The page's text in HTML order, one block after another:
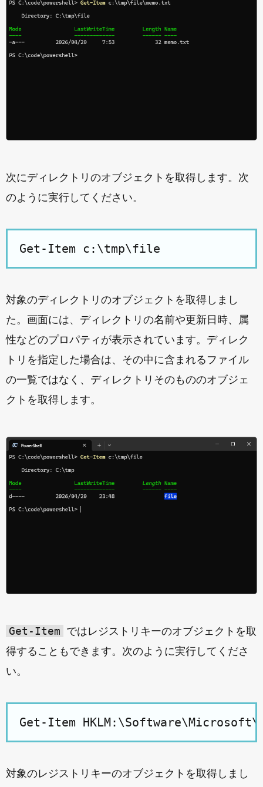
次にディレクトリのオブジェクトを取得します。次
のように実行してください。
対象のディレクトリのオブジェクトを取得しまし
た。画面には、ディレクトリの名前や更新日時、属
性などのプロパティが表示されています。ディレク
トリを指定した場合は、その中に含まれるファイル
の一覧ではなく、ディレクトリそのもののオブジェ
クトを取得します。
Get-Item ではレジストリキーのオブジェクトを取
得することもできます。次のように実行してくださ
い。
対象のレジストリキーのオブジェクトを取得しまし